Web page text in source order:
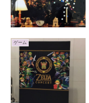
ゲーム